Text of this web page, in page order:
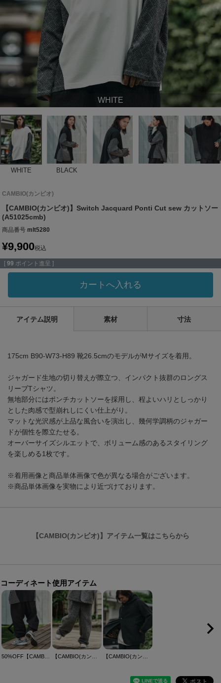
WHITE
WHITE BLACK
CAMBIO(カンビオ)
【CAMBIO(カンビオ)】Switch Jacquard Ponti Cut sew カットソー
(A51025cmb)
商品番号 mlt5280
¥9,900税込
[ 99 ポイント進呈 ]
カートへ入れる
アイテム説明 素材 寸法
175cm B90-W73-H89 靴26.5cmのモデルがMサイズを着用。
ジャガード生地の切り替えが際立つ、インパクト抜群のロングス
リーブTシャツ。
無地部分にはポンチカットソーを採用し、程よいハリとしっかり
とした肉感で型崩れしにくい仕上がり。
マットな光沢感が上品な風合いを演出し、幾何学調柄のジャガー
ドが個性を際立たせる。
オーバーサイズシルエットで、ボリューム感のあるスタイリング
を楽しめる1枚です。
※着用画像と商品単体画像で色が異なる場合がございます。
※商品単体画像を実物により近づけております。
【CAMBIO(カンビオ)】アイテム一覧はこちらから
コーディネート使用アイテム